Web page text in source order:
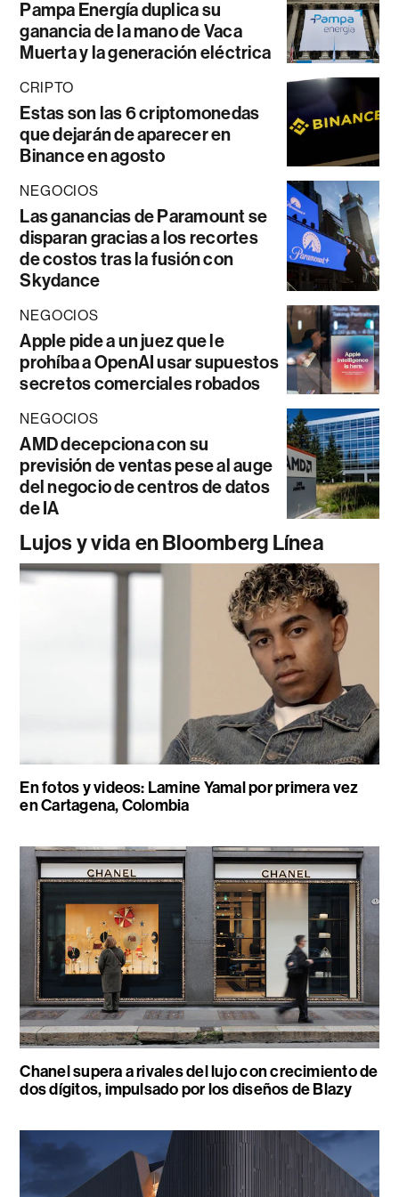
Pampa Energía duplica su
ganancia de la mano de Vaca
Muerta y la generación eléctrica
CRIPTO
Estas son las 6 criptomonedas
que dejarán de aparecer en
Binance en agosto
NEGOCIOS
Las ganancias de Paramount se
disparan gracias a los recortes
de costos tras la fusión con
Skydance
NEGOCIOS
Apple pide a un juez que le
prohíba a OpenAI usar supuestos
secretos comerciales robados
NEGOCIOS
AMD decepciona con su
previsión de ventas pese al auge
del negocio de centros de datos
de IA
Lujos y vida en Bloomberg Línea
En fotos y videos: Lamine Yamal por primera vez
en Cartagena, Colombia
Chanel supera a rivales del lujo con crecimiento de
dos dígitos, impulsado por los diseños de Blazy